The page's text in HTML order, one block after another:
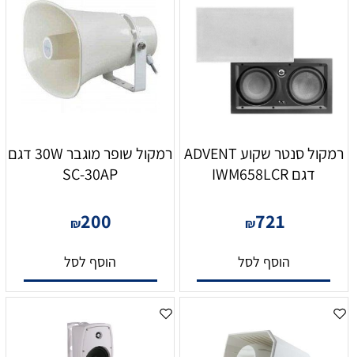
רמקול סנטר שקוע ADVENT
דגם IWM658LCR
₪721
הוסף לסל
רמקול שופר מוגבר 30W דגם
SC-30AP
₪200
הוסף לסל